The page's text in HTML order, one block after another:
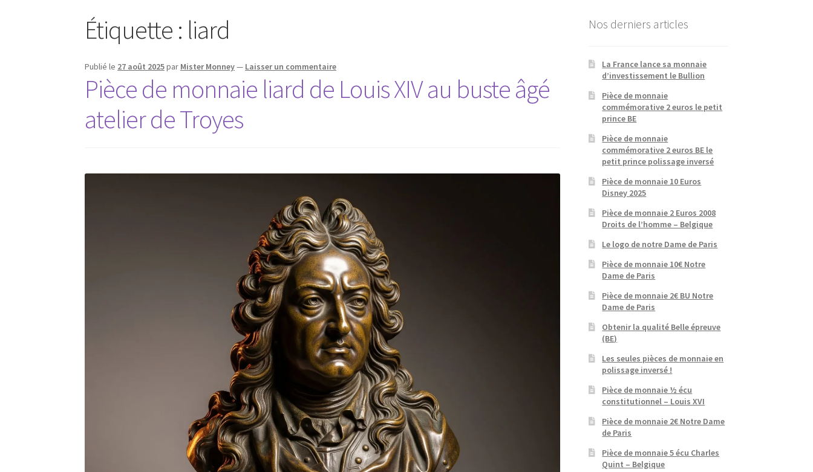
Étiquette : liard
Publié le 27 août 2025par Mister Monney— Laisser un commentaire
Pièce de monnaie liard de Louis XIV au buste âgé
atelier de Troyes
Nos derniers articles
La France lance sa monnaie
d’investissement le Bullion
Pièce de monnaie
commémorative 2 euros le petit
prince BE
Pièce de monnaie
commémorative 2 euros BE le
petit prince polissage inversé
Pièce de monnaie 10 Euros
Disney 2025
Pièce de monnaie 2 Euros 2008
Droits de l’homme – Belgique
Le logo de notre Dame de Paris
Pièce de monnaie 10€ Notre
Dame de Paris
Pièce de monnaie 2€ BU Notre
Dame de Paris
Obtenir la qualité Belle épreuve
(BE)
Les seules pièces de monnaie en
polissage inversé !
Pièce de monnaie ½ écu
constitutionnel – Louis XVI
Pièce de monnaie 2€ Notre Dame
de Paris
Pièce de monnaie 5 écu Charles
Quint – Belgique